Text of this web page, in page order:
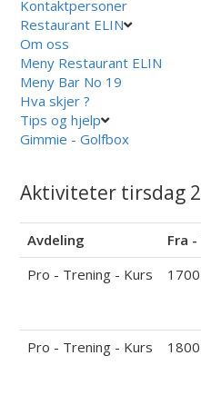
Kontaktpersoner
Restaurant ELIN
Om oss
Meny Restaurant ELIN
Meny Bar No 19
Hva skjer ?
Tips og hjelp
Gimmie - Golfbox
Aktiviteter tirsdag
Avdeling Fra -
Pro - Trening - Kurs
Pro - Trening - Kurs